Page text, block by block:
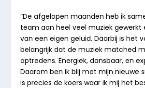
“De afgelopen maanden heb ik
team aan heel veel muziek gewerkt
van een eigen geluid. Daarbij is het
belangrijk dat de muziek matched
optredens. Energiek, dansbaar, en
Daarom ben ik blij met mijn nieuwe
is precies de koers waar ik mij het